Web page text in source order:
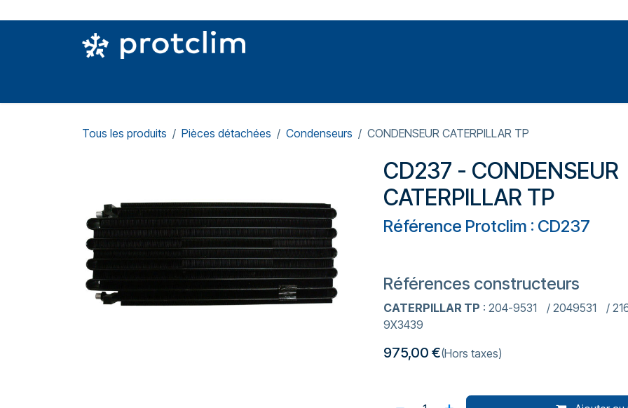
Tous les produits Pièces détachées Condenseurs CONDENSEUR CATERPILLAR TP
CD237 - CONDENSEUR
CATERPILLAR TP
Référence Protclim : CD237
Références constructeurs
CATERPILLAR TP : 204-9531 / 2049531 /
9X3439
975,00 €(Hors taxes)